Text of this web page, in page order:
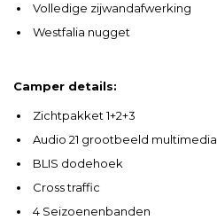
Volledige zijwandafwerking
Westfalia nugget
Camper details:
Zichtpakket 1+2+3
Audio 21 grootbeeld multimedia
BLIS dodehoek
Cross traffic
4 Seizoenenbanden